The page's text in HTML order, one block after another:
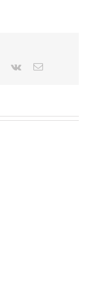
Pinterest
Vk Email